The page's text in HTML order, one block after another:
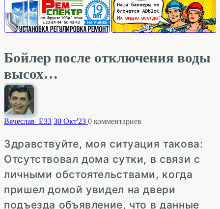
Бойлер после отключения воды
высох…
Вячеслав_Е33 30 Окт'23 0 комментариев
Здравствуйте, моя ситуация такова:
Отсутствовал дома сутки, в связи с
личными обстоятельствами, когда
пришел домой увидел на двери
подъезда объявление, что в данные